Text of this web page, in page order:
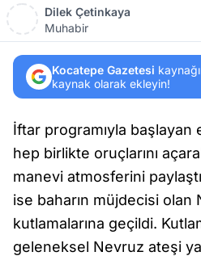
Dilek Çetinkaya
Muhabir
Kocatepe Gazetesi
kaynak olarak ekleyin!
İftar programıyla başlayan
hep birlikte oruçlarını
manevi atmosferini
ise baharın müjdecisi olan
kutlamalarına geçildi.
geleneksel Nevruz ateşi